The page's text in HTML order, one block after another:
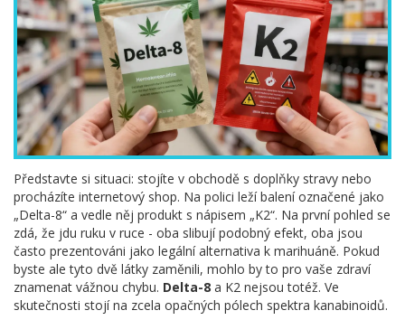
Představte si situaci: stojíte v obchodě s doplňky stravy nebo
procházíte internetový shop. Na polici leží balení označené jako
„Delta-8“ a vedle něj produkt s nápisem „K2“. Na první pohled se
zdá, že jdu ruku v ruce - oba slibují podobný efekt, oba jsou
často prezentováni jako legální alternativa k marihuáně. Pokud
byste ale tyto dvě látky zaměnili, mohlo by to pro vaše zdraví
znamenat vážnou chybu. Delta-8 a K2 nejsou totéž. Ve
skutečnosti stojí na zcela opačných pólech spektra kanabinoidů.